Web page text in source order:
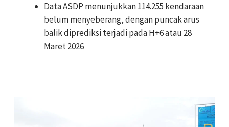
Data ASDP menunjukkan 114.255 kendaraan
belum menyeberang, dengan puncak arus
balik diprediksi terjadi pada H+6 atau 28
Maret 2026